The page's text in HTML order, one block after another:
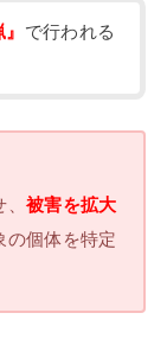
で行われる
、被害を拡大
の個体を特定